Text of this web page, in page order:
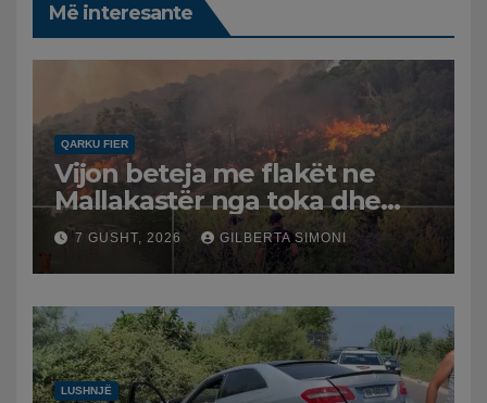
Më interesante
QARKU FIER
Vijon beteja me flakët ne
Mallakastër nga toka dhe
nga ajri me dy helikopterë.
7 GUSHT, 2026 GILBERTA SIMONI
LUSHNJË